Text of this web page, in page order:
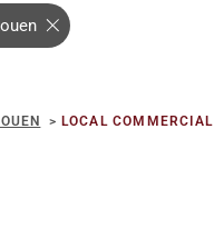
LOCAL COMMERCIAL